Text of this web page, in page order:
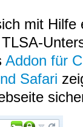
mit Hilfe
Addon für
Safari